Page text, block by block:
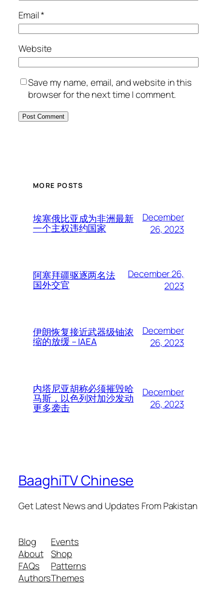
Email*
Website
Save my name, email, and website in this
browser for the next time I comment.
MORE POSTS
埃塞俄比亚成为非洲最新
一个主权违约国家
December
26, 2023
阿塞拜疆驱逐两名法
国外交官
December 26,
2023
伊朗恢复接近武器级铀浓
缩的放缓 – IAEA
December
26, 2023
内塔尼亚胡称必须摧毁哈
马斯，以色列对加沙发动
更多袭击
December
26, 2023
BaaghiTV Chinese
Get Latest News and Updates From Pakistan
Blog
About
FAQs
Authors
Events
Shop
Patterns
Themes